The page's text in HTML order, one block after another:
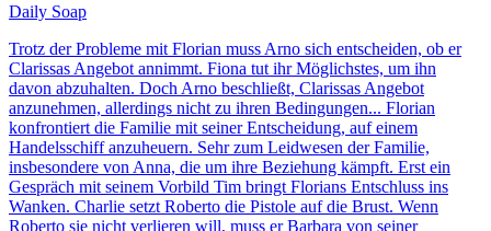
Daily Soap
Trotz der Probleme mit Florian muss Arno sich entscheiden, ob er
Clarissas Angebot annimmt. Fiona tut ihr Möglichstes, um ihn
davon abzuhalten. Doch Arno beschließt, Clarissas Angebot
anzunehmen, allerdings nicht zu ihren Bedingungen... Florian
konfrontiert die Familie mit seiner Entscheidung, auf einem
Handelsschiff anzuheuern. Sehr zum Leidwesen der Familie,
insbesondere von Anna, die um ihre Beziehung kämpft. Erst ein
Gespräch mit seinem Vorbild Tim bringt Florians Entschluss ins
Wanken. Charlie setzt Roberto die Pistole auf die Brust. Wenn
Roberto sie nicht verlieren will, muss er Barbara von seiner